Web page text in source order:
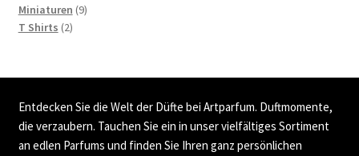
Miniaturen 99
T Shirts 22
Entdecken Sie die Welt der Düfte bei Artparfum. Duftmomente,
die verzaubern. Tauchen Sie ein in unser vielfältiges Sortiment
an edlen Parfums und finden Sie Ihren ganz persönlichen